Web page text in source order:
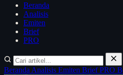
Beranda
Analisis
Emiten
Brief
PRO
Beranda Analisis Emiten BriefPRO